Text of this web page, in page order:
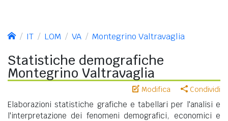
IT LOM VA Montegrino Valtravaglia
Statistiche demografiche
Montegrino Valtravaglia
Modifica Condividi
Elaborazioni statistiche grafiche e tabellari per l'analisi e
l'interpretazione dei fenomeni demografici, economici e